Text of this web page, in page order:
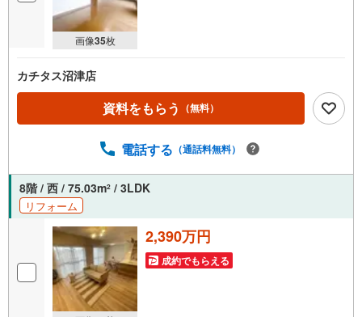
画像35枚
カチタス沼津店
資料をもらう （無料）
電話する （通話料無料）
8階 / 西 / 75.03m2 / 3LDK
リフォーム
2,390万円
成約でもらえる